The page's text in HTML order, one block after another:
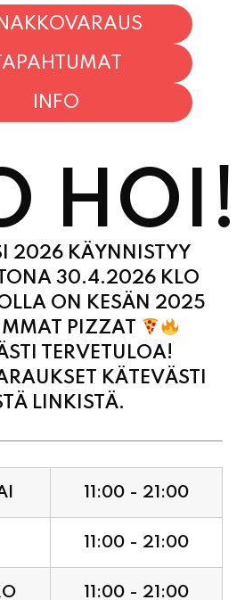
INFO
HOI!
2026 KÄYNNISTYY
30.4.2026 KLO
ON KESÄN 2025
PIZZAT
TERVETULOA!
KÄTEVÄSTI
LINKISTÄ.
11:00 - 21:00
11:00 - 21:00
11:00 - 21:00